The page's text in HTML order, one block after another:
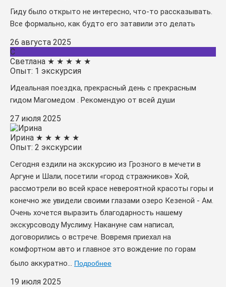
Гиду было открыто не интересно, что-то рассказывать.
Все формально, как будто его затавили это делать
26 августа 2025
С
Светлана ★ ★ ★ ★ ★
Опыт: 1 экскурсия
Идеальная поездка, прекрасный день с прекрасным
гидом Магомедом . Рекомендую от всей души
27 июля 2025
Ирина ★ ★ ★ ★ ★
Опыт: 2 экскурсии
Сегодня ездили на экскурсию из Грозного в мечети в
Аргуне и Шали, посетили «город стражников» Хой,
рассмотрели во всей красе невероятной красоты горы и
конечно же увидели своими глазами озеро Кезеной - Ам.
Очень хочется выразить благодарность нашему
экскурсоводу Муслиму. Накануне сам написал,
договорились о встрече. Вовремя приехал на
комфортном авто и главное это вождение по горам
было аккуратно...
Подробнее
19 июля 2025